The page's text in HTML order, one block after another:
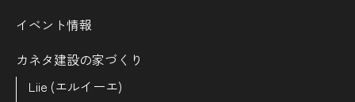
イベント情報
カネタ建設の家づくり
Liie (エルイーエ)